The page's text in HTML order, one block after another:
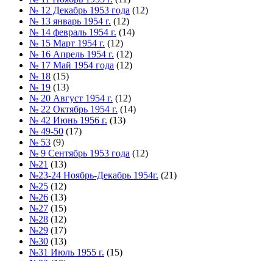
№ 12 Декабрь 1953 года (12)
№ 13 январь 1954 г. (12)
№ 14 февраль 1954 г. (14)
№ 15 Март 1954 г. (12)
№ 16 Апрель 1954 г. (12)
№ 17 Май 1954 года (12)
№ 18 (15)
№ 19 (13)
№ 20 Август 1954 г. (12)
№ 22 Октябрь 1954 г. (14)
№ 42 Июнь 1956 г. (13)
№ 49-50 (17)
№ 53 (9)
№ 9 Сентябрь 1953 года (12)
№21 (13)
№23-24 Ноябрь-Декабрь 1954г. (21)
№25 (12)
№26 (13)
№27 (15)
№28 (12)
№29 (17)
№30 (13)
№31 Июль 1955 г. (15)